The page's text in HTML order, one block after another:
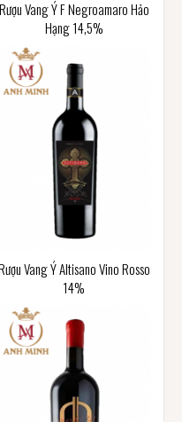
Rượu Vang Ý F Negroamaro Hảo
Hạng 14,5%
Vang Ý Altisano Vino Rosso
14%